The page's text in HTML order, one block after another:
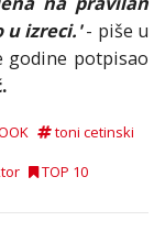
u izreci.'- piše u
godine potpisao
toni cetinski
TOP 10